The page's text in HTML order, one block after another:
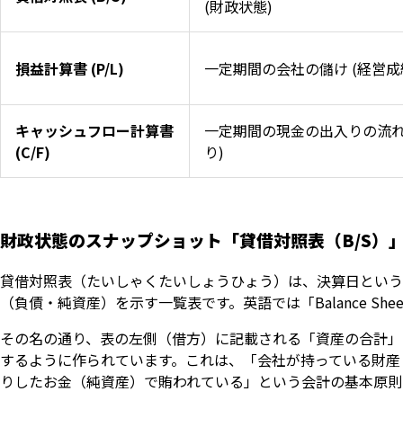
(財政状態)
損益計算書 (P/L) 一定期間の会社の儲け (経営
キャッシュフロー計算書
(C/F)
一定期間の現金の出入りの流
り)
財政状態のスナップショット「貸借対照表（B/S）
貸借対照表（たいしゃくたいしょうひょう）は、決算日とい
（負債・純資産）を示す一覧表です。英語では「Balance
その名の通り、表の左側（借方）に記載される「資産の合計
するように作られています。これは、「会社が持っている財
りしたお金（純資産）で賄われている」という会計の基本原